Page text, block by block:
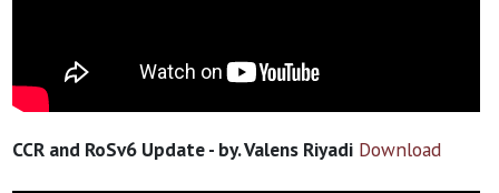
CCR and RoSv6 Update - by. Valens Riyadi Download